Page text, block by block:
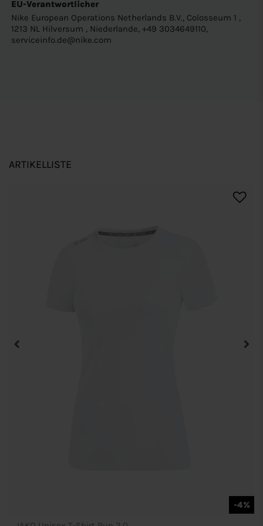
EU-Verantwortlicher
Nike European Operations Netherlands B.V., Colosseum 1 ,
1213 NL Hilversum , Niederlande, +49 3034649110,
serviceinfo.de@nike.com
ARTIKELLISTE
-4%